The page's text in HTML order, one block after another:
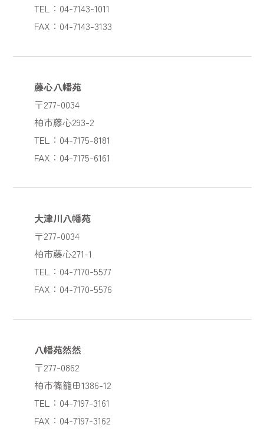
TEL：04-7143-1011
FAX：04-7143-3133
藤心八幡苑
〒277-0034
柏市藤心293-2
TEL：04-7175-8181
FAX：04-7175-6161
大津川八幡苑
〒277-0034
柏市藤心271-1
TEL：04-7170-5577
FAX：04-7170-5576
八幡苑然然
〒277-0862
柏市篠籠田1386-12
TEL：04-7197-3161
FAX：04-7197-3162